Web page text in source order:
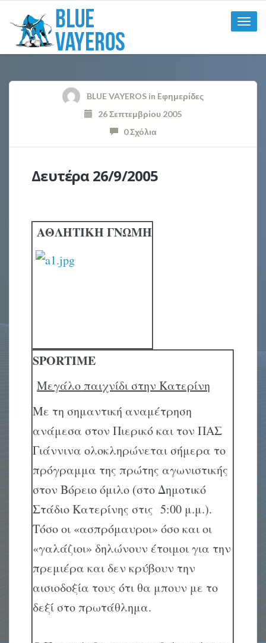
Toggle
BLUE VAYEROS in Eφημερίδες
26 Σεπτεμβρίου 2005
0 Σχόλια
Δευτέρα 26/9/2005
ΑΘΛΗΤΙΚΗ ΓΝΩΜΗ
SPORTIME
Μεγάλο παιχνίδι στην Κατερίνη
Με τη σημαντική αναμέτρηση
ανάμεσα στον Πιερικό και τον ΠΑΣ
Γιάννινα ολοκληρώνεται σήμερα το
πρόγραμμα της πρώτης αγωνιστικής
στον Βόρειο όμιλο (στο Δημοτικό
Στάδιο Κατερίνης στις 5:00 μ.μ.).
Τόσο οι «ασπρόμαυροι» όσο και οι
«γαλάζιοι» δηλώνουν έτοιμοι για την
πρεμιέρα και δεν κρύβουν την
αισιοδοξία τους ότι θα μπουν με το
δεξί στο πρωτάθλημα.